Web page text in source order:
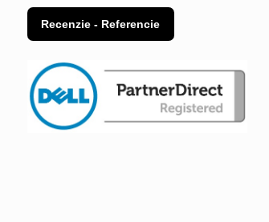
Recenzie - Referencie